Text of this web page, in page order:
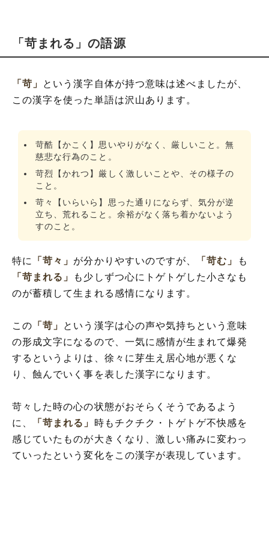
「苛まれる」の語源
「苛」
という漢字自体が持つ意味は述べましたが、
この漢字を使った単語は沢山あります。
苛酷【かこく】思いやりがなく、厳しいこと。無
慈悲な行為のこと。
苛烈【かれつ】厳しく激しいことや、その様子の
こと。
苛々【いらいら】思った通りにならず、気分が逆
立ち、荒れること。余裕がなく落ち着かないよう
すのこと。
特に 「苛々」 が分かりやすいのですが、 「苛む」
も
「苛まれる」
も少しずつ心にトゲトゲした小さなも
のが蓄積して生まれる感情になります。
この 「苛」 という漢字は心の声や気持ちという意味
の形成文字になるので、一気に感情が生まれて爆発
するというよりは、徐々に芽生え居心地が悪くな
り、蝕んでいく事を表した漢字になります。
苛々した時の心の状態がおそらくそうであるよう
に、
「苛まれる」 時もチクチク・トゲトゲ不快感を
感じていたものが大きくなり、激しい痛みに変わっ
ていったという変化をこの漢字が表現しています。